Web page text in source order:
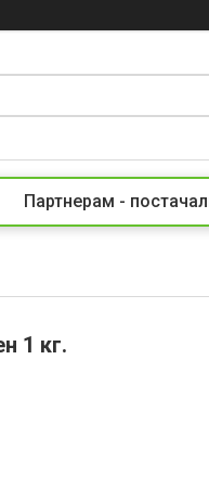
Партнерам -
1 кг.